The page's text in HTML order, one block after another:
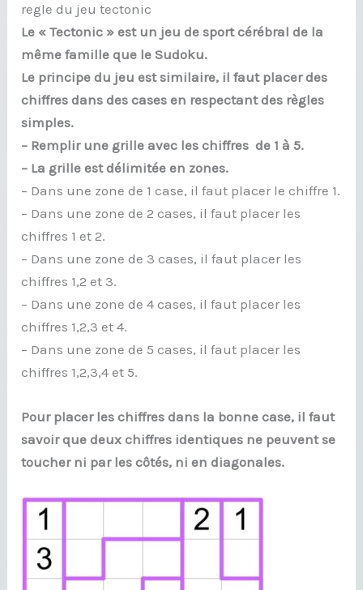
regle du jeu tectonic
Le « Tectonic » est un jeu de sport cérébral de la
même famille que le Sudoku.
Le principe du jeu est similaire, il faut placer des
chiffres dans des cases en respectant des règles
simples.
– Remplir une grille avec les chiffres de 1 à 5.
– La grille est délimitée en zones.
– Dans une zone de 1 case, il faut placer le chiffre 1.
– Dans une zone de 2 cases, il faut placer les
chiffres 1 et 2.
– Dans une zone de 3 cases, il faut placer les
chiffres 1,2 et 3.
– Dans une zone de 4 cases, il faut placer les
chiffres 1,2,3 et 4.
– Dans une zone de 5 cases, il faut placer les
chiffres 1,2,3,4 et 5.
Pour placer les chiffres dans la bonne case, il faut
savoir que deux chiffres identiques ne peuvent se
toucher ni par les côtés, ni en diagonales.